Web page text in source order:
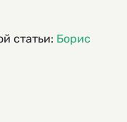
статьи: Борис